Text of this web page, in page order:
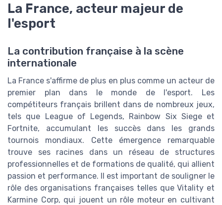
La France, acteur majeur de
l'esport
La contribution française à la scène
internationale
La France s'affirme de plus en plus comme un acteur de
premier plan dans le monde de l'esport. Les
compétiteurs français brillent dans de nombreux jeux,
tels que League of Legends, Rainbow Six Siege et
Fortnite, accumulant les succès dans les grands
tournois mondiaux. Cette émergence remarquable
trouve ses racines dans un réseau de structures
professionnelles et de formations de qualité, qui allient
passion et performance. Il est important de souligner le
rôle des organisations françaises telles que Vitality et
Karmine Corp, qui jouent un rôle moteur en cultivant